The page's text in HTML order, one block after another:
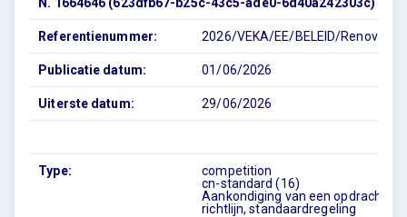
Referentienummer: 2026/VEKA/EE/BELEID/
Publicatie datum: 01/06/2026
Uiterste datum: 29/06/2026
Type:
competition
cn-standard (16)
Aankondiging van een opdracht –
richtlijn, standaardregeling